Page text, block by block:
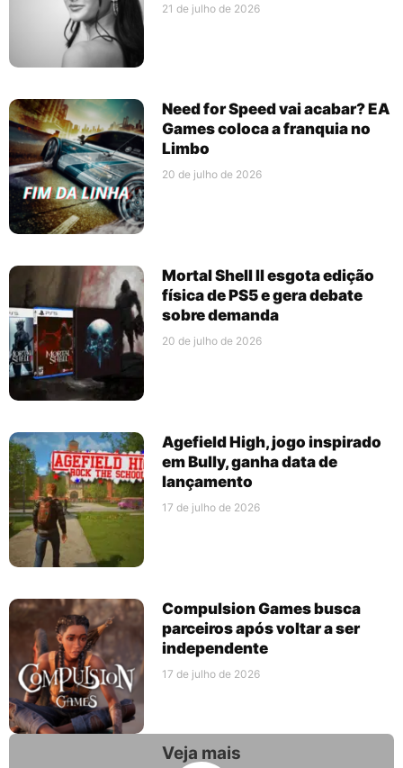
21 de julho de 2026
Need for Speed vai acabar? EA
Games coloca a franquia no
Limbo
20 de julho de 2026
Mortal Shell II esgota edição
física de PS5 e gera debate
sobre demanda
20 de julho de 2026
Agefield High, jogo inspirado
em Bully, ganha data de
lançamento
17 de julho de 2026
Compulsion Games busca
parceiros após voltar a ser
independente
17 de julho de 2026
Veja mais